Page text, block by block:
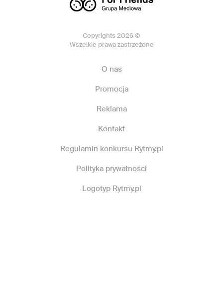
Copyrights 2026 ©
Wszelkie prawa zastrzeżone
O nas
Promocja
Reklama
Kontakt
Regulamin konkursu Rytmy.pl
Polityka prywatności
Logotyp Rytmy.pl